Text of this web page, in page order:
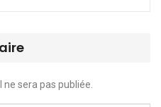
sera pas publiée.